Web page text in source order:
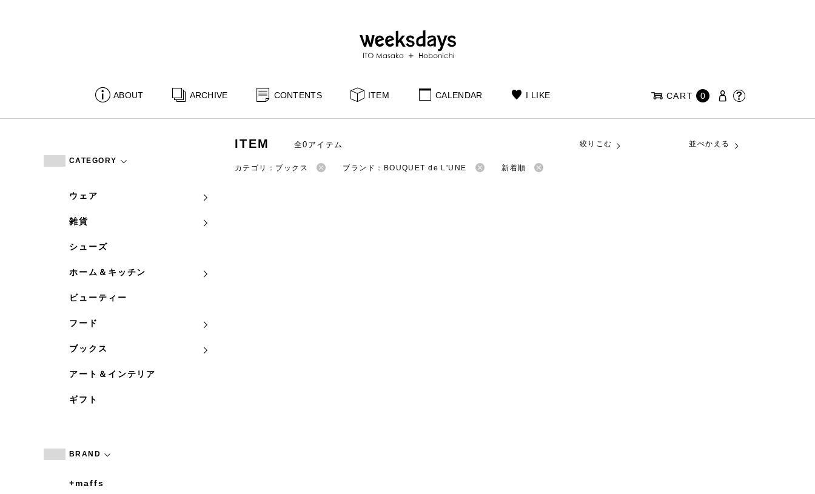
ABOUT ARCHIVE CONTENTS ITEM CALENDAR I LIKE CART 0
CATEGORY
ウェア
雑貨
シューズ
ホーム＆キッチン
ビューティー
フード
ブックス
アート＆インテリア
ギフト
BRAND
+maffs
ITEM 全0アイテム 絞りこむ 並べかえる
カテゴリ：ブックス ブランド：BOUQUET de L'UNE 新着順